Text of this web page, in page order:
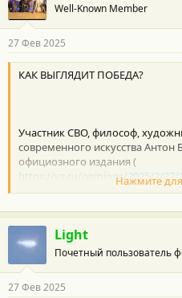
Well-Known Member
27 Фев 2025
КАК ВЫГЛЯДИТ ПОБЕДА?
Участник СВО, философ,
современного искусства Антон
официозного издания (
https://vz.ru/opinions/2025/2/27/
"диванным патриотам",
Как говорится, Sapienti sat
еще раз послушает Президента
Нажмите
Light
Почетный пользователь
27 Фев 2025